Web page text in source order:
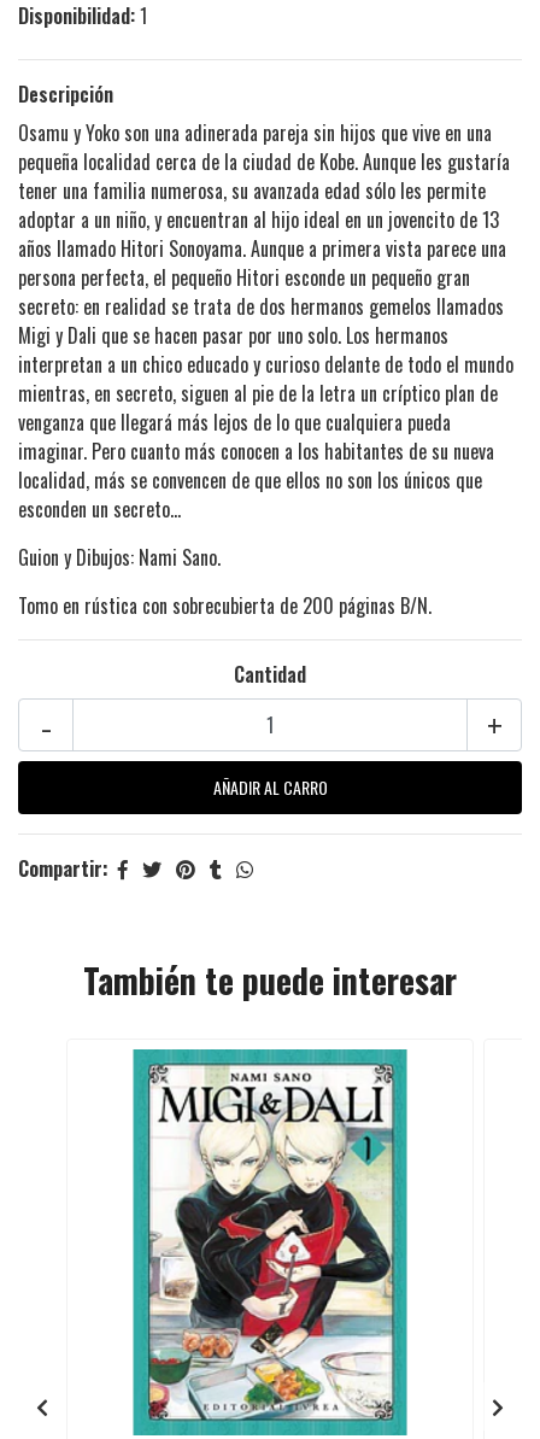
Disponibilidad:1
Descripción
Osamu y Yoko son una adinerada pareja sin hijos que vive en una
pequeña localidad cerca de la ciudad de Kobe. Aunque les gustaría
tener una familia numerosa, su avanzada edad sólo les permite
adoptar a un niño, y encuentran al hijo ideal en un jovencito de 13
años llamado Hitori Sonoyama. Aunque a primera vista parece una
persona perfecta, el pequeño Hitori esconde un pequeño gran
secreto: en realidad se trata de dos hermanos gemelos llamados
Migi y Dali que se hacen pasar por uno solo. Los hermanos
interpretan a un chico educado y curioso delante de todo el mundo
mientras, en secreto, siguen al pie de la letra un críptico plan de
venganza que llegará más lejos de lo que cualquiera pueda
imaginar. Pero cuanto más conocen a los habitantes de su nueva
localidad, más se convencen de que ellos no son los únicos que
esconden un secreto…
Guion y Dibujos: Nami Sano.
Tomo en rústica con sobrecubierta de 200 páginas B/N.
Cantidad
+
-
Compartir:
También te puede interesar